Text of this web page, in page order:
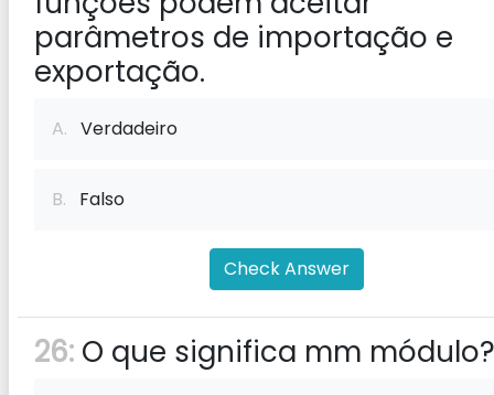
parâmetros de importação e
exportação.
A. Verdadeiro
B. Falso
Check Answer
26: O que significa mm módulo?